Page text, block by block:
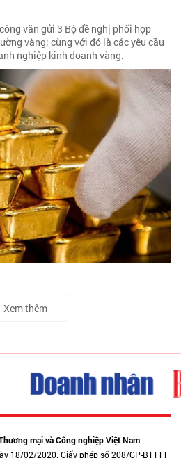
văn gửi 3 Bộ đề nghị phối hợp
vàng; cùng với đó là các yêu cầu
nghiệp kinh doanh vàng.
Xem thêm
mại và Công nghiệp Việt Nam
18/02/2020. Giấy phép số 208/GP-BTTTT